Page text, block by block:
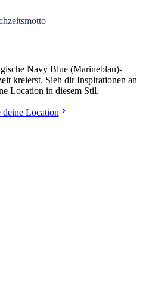
Navy Blue (Marineblau)-
kreierst. Sieh dir Inspirationen an
Location in diesem Stil.
deine Location